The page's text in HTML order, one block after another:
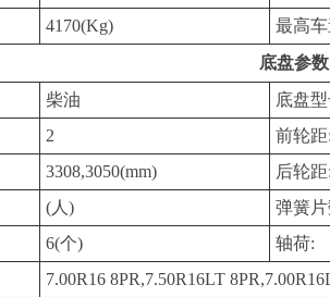
4170(Kg)
最高
底盘参数
柴油
底盘
2
前轮
3308,3050(mm)
后轮
(人)
弹簧
6(个)
轴荷:
7.00R16 8PR,7.50R16LT